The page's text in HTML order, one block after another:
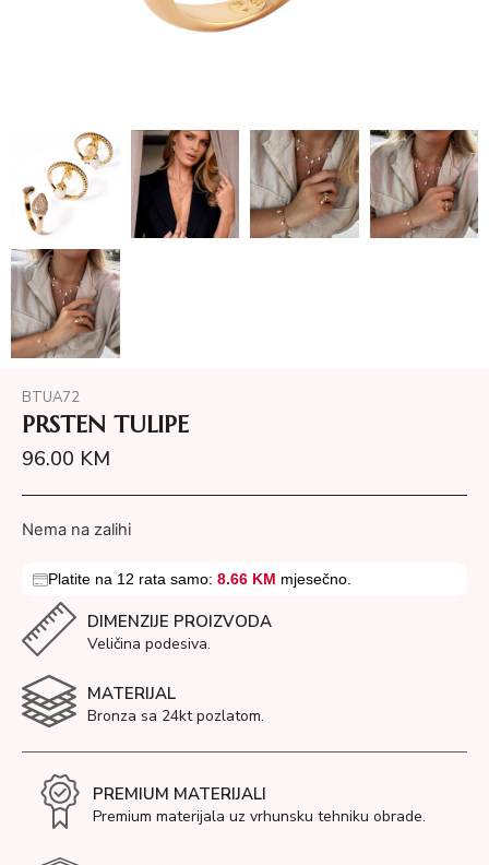
BTUA72
PRSTEN TULIPE
96.00 KM
Nema na zalihi
Platite na 12 rata samo: 8.66 KM mjesečno.
DIMENZIJE PROIZVODA
Veličina podesiva.
MATERIJAL
Bronza sa 24kt pozlatom.
PREMIUM MATERIJALI
Premium materijala uz vrhunsku tehniku obrade.